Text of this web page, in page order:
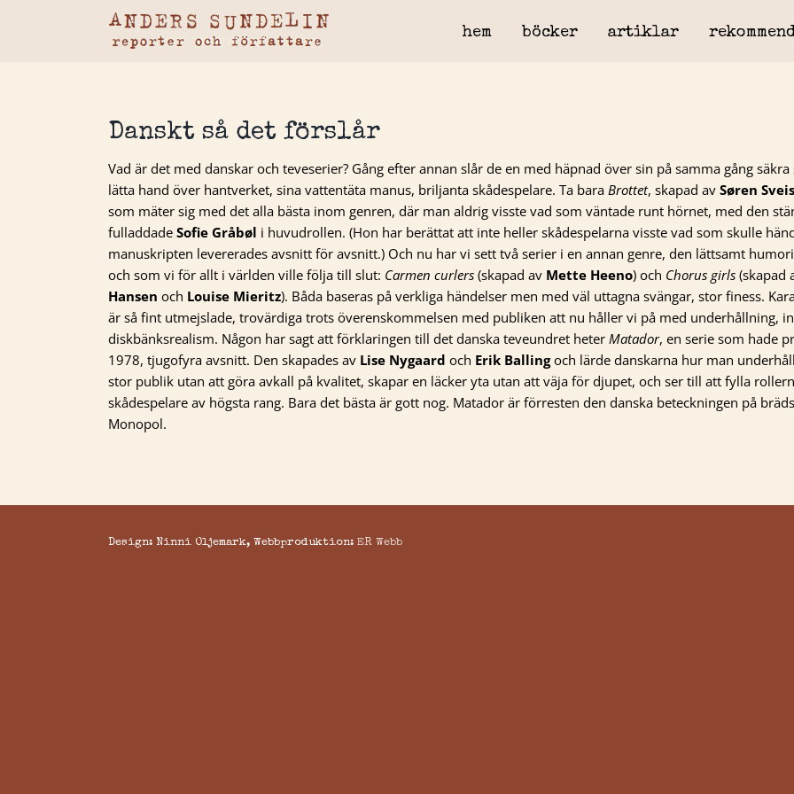
hem böcker artiklar
Danskt så det förslår
Vad är det med danskar och teveserier? Gång efter annan slår de en med häpnad över sin på samma gång säkra
lätta hand över hantverket, sina vattentäta manus, briljanta skådespelare. Ta bara Brottet, skapad av Søren
som mäter sig med det alla bästa inom genren, där man aldrig visste vad som väntade runt hörnet, med den
fulladdade Sofie Gråbøl i huvudrollen. (Hon har berättat att inte heller skådespelarna visste vad som skulle
manuskripten levererades avsnitt för avsnitt.) Och nu har vi sett två serier i en annan genre, den lättsamt
och som vi för allt i världen ville följa till slut: Carmen curlers (skapad av Mette Heeno) och Chorus girls (skapad
Hansen och Louise Mieritz). Båda baseras på verkliga händelser men med väl uttagna svängar, stor finess.
är så fint utmejslade, trovärdiga trots överenskommelsen med publiken att nu håller vi på med underhållning,
diskbänksrealism. Någon har sagt att förklaringen till det danska teveundret heter Matador, en serie som hade
1978, tjugofyra avsnitt. Den skapades av Lise Nygaard och Erik Ballingoch lärde danskarna hur man
stor publik utan att göra avkall på kvalitet, skapar en läcker yta utan att väja för djupet, och ser till att fylla
skådespelare av högsta rang. Bara det bästa är gott nog. Matador är förresten den danska beteckningen på
Monopol.
Design: Ninni Oljemark, Webbproduktion: ER Webb